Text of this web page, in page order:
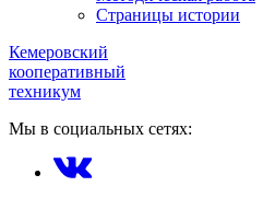
Страницы истории
Кемеровский
кооперативный
техникум
Мы в социальных сетях: